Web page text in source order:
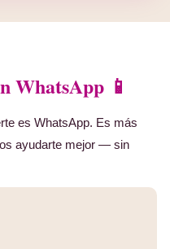
WhatsApp 📱
es WhatsApp. Es más
ayudarte mejor — sin